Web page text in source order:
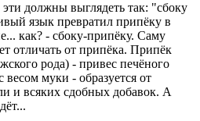
эти должны выглядеть так: "сбоку
язык превратил припёку в
как? - сбоку-припёку. Саму
отличать от припёка. Припёк
рода) - привес печёного
муки - образуется от
и всяких сдобных добавок. А